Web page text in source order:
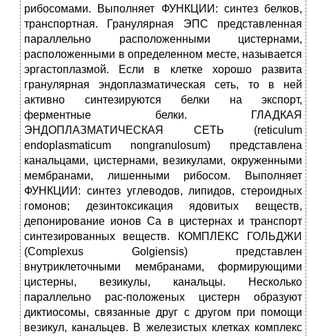
рибосомами. Выполняет ФУНКЦИИ: синтез белков,
транспортная. Гранулярная ЭПС представленная
параллельно расположенными цистернами,
расположенными в определенном месте, называется
эргастоплазмой. Если в клетке хорошо развита
гранулярная эндоплазматическая сеть, то в ней
активно синтезируются белки на экспорт,
ферментные белки. ГЛАДКАЯ
ЭНДОПЛАЗМАТИЧЕСКАЯ СЕТЬ (reticulum
endoplasmaticum nongranulosum) представлена
канальцами, цистернами, везикулами, окруженными
мембранами, лишенными рибосом. Выполняет
ФУНКЦИИ: синтез углеводов, липидов, стероидных
гомонов; дезинтоксикация ядовитых веществ,
депонирование ионов Са в цистернах и транспорт
синтезированных веществ. КОМПЛЕКС ГОЛЬДЖИ
(Complexus Golgiensis) представлен
внутриклеточными мембранами, формирующими
цистерны, везикулы, канальцы. Несколько
параллельно рас-положеных цистерн образуют
диктиосомы, связанные друг с другом при помощи
везикул, канальцев. В железистых клетках комплекс